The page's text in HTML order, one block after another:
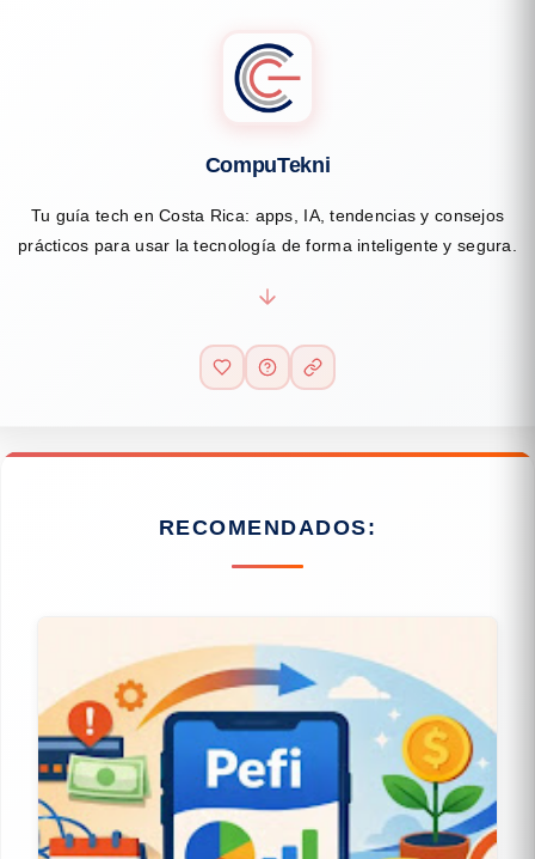
CompuTekni
Tu guía tech en Costa Rica: apps, IA, tendencias y consejos
prácticos para usar la tecnología de forma inteligente y segura.
RECOMENDADOS: